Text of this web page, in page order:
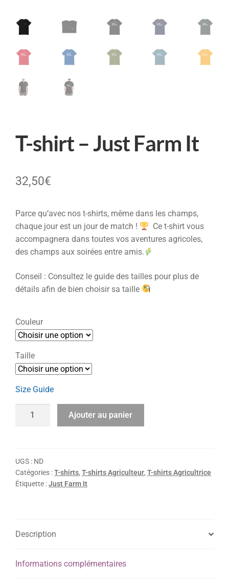
T-shirt – Just Farm It
32,50€
Parce qu’avec nos t-shirts, même dans les champs,
chaque jour est un jour de match !
Ce t-shirt vous
accompagnera dans toutes vos aventures agricoles,
des champs aux soirées entre amis.
Conseil : Consultez le guide des tailles pour plus de
détails afin de bien choisir sa taille
Couleur
Taille
Size Guide
Ajouter au panier
UGS : ND
Catégories :T-shirts, T-shirts Agriculteur, T-shirts Agricultrice
Étiquette :Just Farm It
Description
Informations complémentaires